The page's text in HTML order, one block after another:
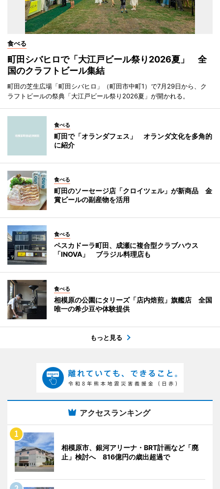
食べる
町田シバヒロで「大江戸ビール祭り2026夏」 全
国のクラフトビール集結
町田の芝生広場「町田シバヒロ」（町田市中町1）で7月29日から、ク
ラフトビールの祭典「大江戸ビール祭り2026夏」が開かれる。
食べる
町田で「オランダフェス」 オランダ文化を多角的
に紹介
食べる
町田のソーセージ店「クロイツェル」が新商品 金
賞ビールの副産物を活用
食べる
ペスカドーラ町田、成瀬に複合型クラブハウス
「INOVA」 ブラジル料理店も
食べる
相模原の公園にタリーズ「店内焙煎」旗艦店 全国
唯一の希少豆や体験提供
もっと見る
アクセスランキング
相模原市、銀河アリーナ・BRT計画など「廃
止」検討へ 816億円の歳出超過で